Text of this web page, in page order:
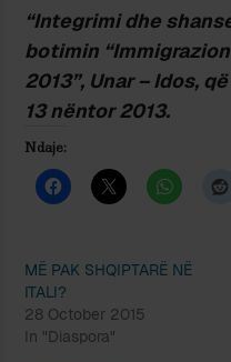
“Integrimi dhe
botimin
2013”, Unar – Idos,
13 nëntor 2013.
Ndaje:
MË PAK SHQIPTARË NË
ITALI?
28 October 2015
In "Diaspora"